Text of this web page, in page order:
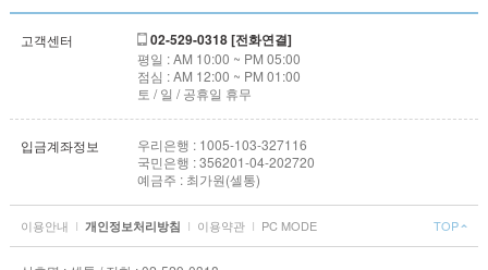
고객센터 02-529-0318 [전화연결]
평일 : AM 10:00 ~ PM 05:00
점심 : AM 12:00 ~ PM 01:00
토 / 일 / 공휴일 휴무
입금계좌정보
우리은행 : 1005-103-327116
국민은행 : 356201-04-202720
예금주 : 최가원(셀통)
이용안내 I 개인정보처리방침 I 이용약관I PC MODE TOP